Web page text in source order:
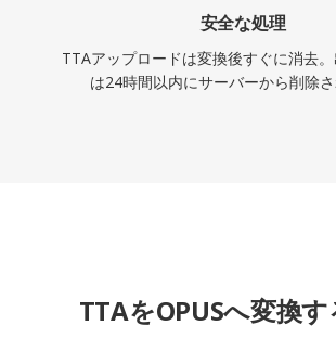
安全な処理
TTAアップロードは変換後すぐに消去
は24時間以内にサーバーから削除さ
TTAをOPUSへ変換